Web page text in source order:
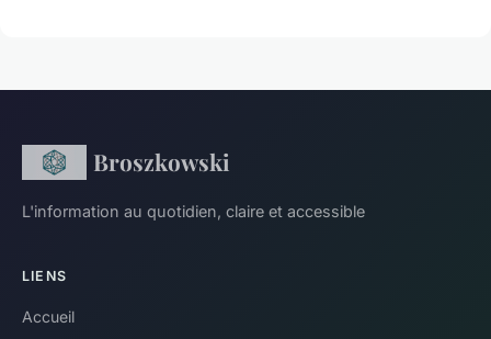
Broszkowski
L'information au quotidien, claire et accessible
LIENS
Accueil